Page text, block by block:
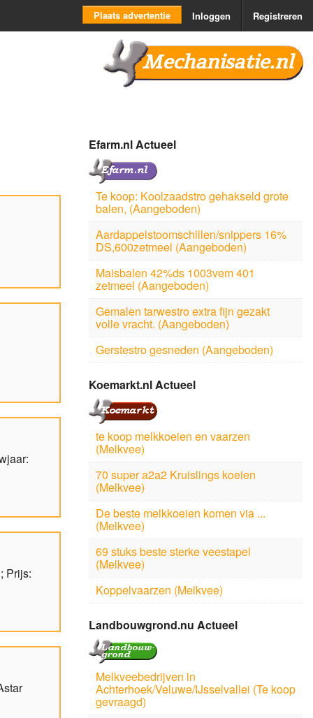
Plaats advertentie Inloggen Registreren
Mechanisatie.nl
Prijs:
Efarm.nl Actueel
Te koop: Koolzaadstro gehakseld grote
balen, (Aangeboden)
Aardappelstoomschillen/snippers 16%
DS,600zetmeel (Aangeboden)
Maisbalen 42%ds 1003vem 401
zetmeel (Aangeboden)
Gemalen tarwestro extra fijn gezakt
volle vracht. (Aangeboden)
Gerstestro gesneden (Aangeboden)
Koemarkt.nl Actueel
te koop melkkoeien en vaarzen
(Melkvee)
70 super a2a2 Kruislings koeien
(Melkvee)
De beste melkkoeien komen via ...
(Melkvee)
69 stuks beste sterke veestapel
(Melkvee)
Koppelvaarzen (Melkvee)
Landbouwgrond.nu Actueel
Melkveebedrijven in
Achterhoek/Veluwe/IJsselvallei (Te koop
gevraagd)